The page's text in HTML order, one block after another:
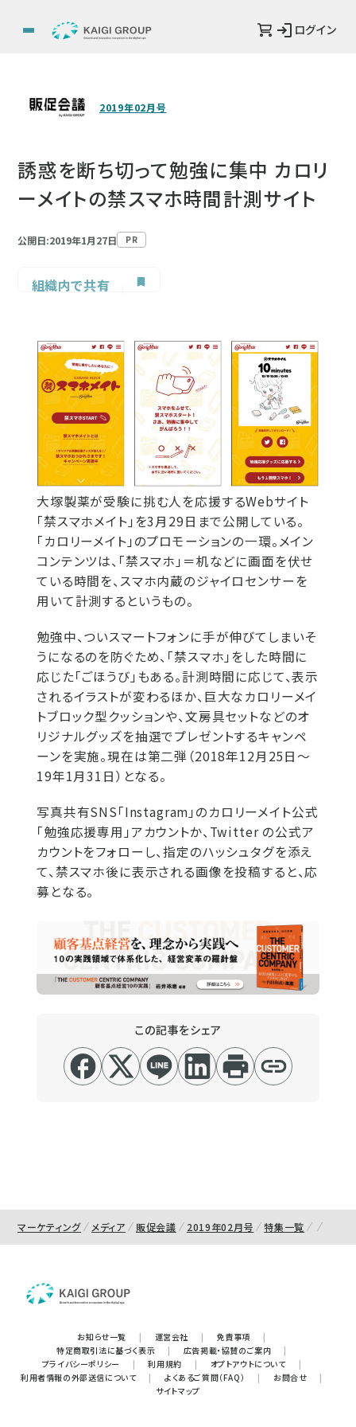
ログイン
2019年02月号
誘惑を断ち切って勉強に集中 カロリ
ーメイトの禁スマホ時間計測サイト
公開日:2019年1月27日 PR
組織内で共有
大塚製薬が受験に挑む人を応援するWebサイト
「禁スマホメイト」を3月29日まで公開している。
「カロリーメイト」のプロモーションの一環。メイン
コンテンツは、「禁スマホ」＝机などに画面を伏せ
ている時間を、スマホ内蔵のジャイロセンサーを
用いて計測するというもの。
勉強中、ついスマートフォンに手が伸びてしまいそ
うになるのを防ぐため、「禁スマホ」をした時間に
応じた「ごほうび」もある。計測時間に応じて、表示
されるイラストが変わるほか、巨大なカロリーメイ
トブロック型クッションや、文房具セットなどのオ
リジナルグッズを抽選でプレゼントするキャンペ
ーンを実施。現在は第二弾（2018年12月25日～
19年1月31日）となる。
写真共有SNS「Instagram」のカロリーメイト公式
「勉強応援専用」アカウントか、Twitter の公式ア
カウントをフォローし、指定のハッシュタグを添え
て、禁スマホ後に表示される画像を投稿すると、応
募となる。
この記事をシェア
マーケティング メディア 販促会議 2019年02月号 特集一覧
お知らせ一覧 | 運営会社 | 免責事項
|
特定商取引法に基づく表示
| 広告掲載・協賛のご案内
|
プライバシーポリシー
| 利用規約 | オプトアウトについて
|
利用者情報の外部送信について
| よくあるご質問（FAQ） | お問合せ
|
サイトマップ